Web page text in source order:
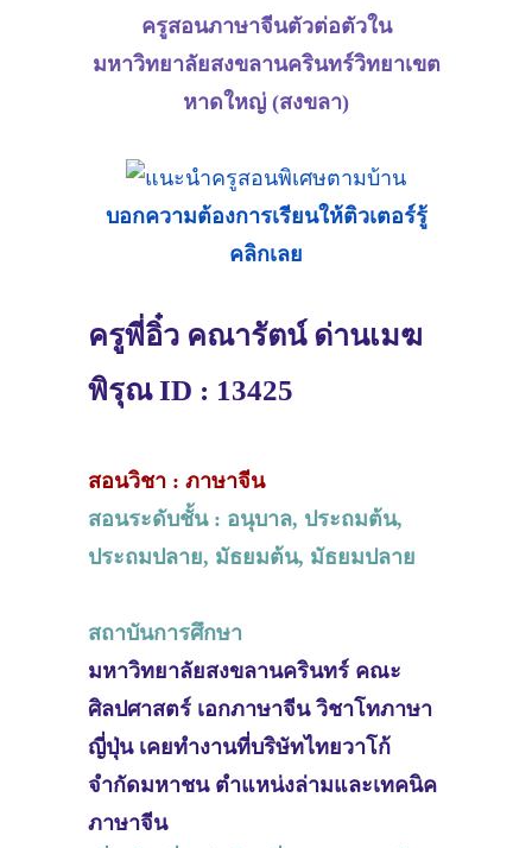
ครูสอนภาษาจีนตัวต่อตัวใน
มหาวิทยาลัยสงขลานครินทร์วิทยาเขต
หาดใหญ่ (สงขลา)
บอกความต้องการเรียนให้ติวเตอร์รู้
คลิกเลย
ครูพี่อิ๋ว คณารัตน์ ด่านเมฆ
พิรุณ ID : 13425
สอนวิชา : ภาษาจีน
สอนระดับชั้น : อนุบาล, ประถมต้น,
ประถมปลาย, มัธยมต้น, มัธยมปลาย
สถาบันการศึกษา
มหาวิทยาลัยสงขลานครินทร์ คณะ
ศิลปศาสตร์ เอกภาษาจีน วิชาโทภาษา
ญี่ปุ่น เคยทำงานที่บริษัทไทยวาโก้
จำกัดมหาชน ตำแหน่งล่ามและเทคนิค
ภาษาจีน